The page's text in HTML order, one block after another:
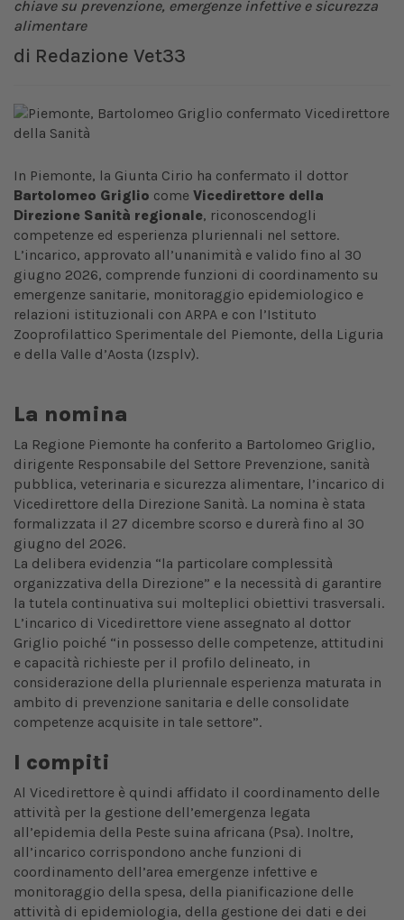
chiave su prevenzione, emergenze infettive e sicurezza
alimentare
di Redazione Vet33
In Piemonte, la Giunta Cirio ha confermato il dottor
Bartolomeo Griglio come Vicedirettore della
Direzione Sanità regionale, riconoscendogli
competenze ed esperienza pluriennali nel settore.
L’incarico, approvato all’unanimità e valido fino al 30
giugno 2026, comprende funzioni di coordinamento su
emergenze sanitarie, monitoraggio epidemiologico e
relazioni istituzionali con ARPA e con l’Istituto
Zooprofilattico Sperimentale del Piemonte, della Liguria
e della Valle d’Aosta (Izsplv).
La nomina
La Regione Piemonte ha conferito a Bartolomeo Griglio,
dirigente Responsabile del Settore Prevenzione, sanità
pubblica, veterinaria e sicurezza alimentare, l’incarico di
Vicedirettore della Direzione Sanità. La nomina è stata
formalizzata il 27 dicembre scorso e durerà fino al 30
giugno del 2026.
La delibera evidenzia “la particolare complessità
organizzativa della Direzione” e la necessità di garantire
la tutela continuativa sui molteplici obiettivi trasversali.
L’incarico di Vicedirettore viene assegnato al dottor
Griglio poiché “in possesso delle competenze, attitudini
e capacità richieste per il profilo delineato, in
considerazione della pluriennale esperienza maturata in
ambito di prevenzione sanitaria e delle consolidate
competenze acquisite in tale settore”.
I compiti
Al Vicedirettore è quindi affidato il coordinamento delle
attività per la gestione dell’emergenza legata
all’epidemia della Peste suina africana (Psa). Inoltre,
all’incarico corrispondono anche funzioni di
coordinamento dell’area emergenze infettive e
monitoraggio della spesa, della pianificazione delle
attività di epidemiologia, della gestione dei dati e dei